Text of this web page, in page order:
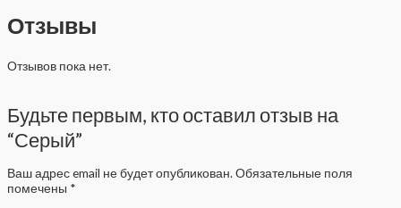
Отзывы
Отзывов пока нет.
Будьте первым, кто оставил отзыв на
“Серый”
Ваш адрес email не будет опубликован. Обязательные поля
помечены *